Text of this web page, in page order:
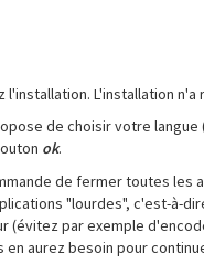
L'installation
de choisir votre
ok.
de fermer toutes
"lourdes", c'est-à-
par exemple
aurez besoin pour